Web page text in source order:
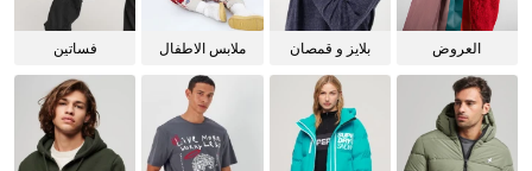
العروض
بلايز و قمصان
ملابس الاطفال فساتين